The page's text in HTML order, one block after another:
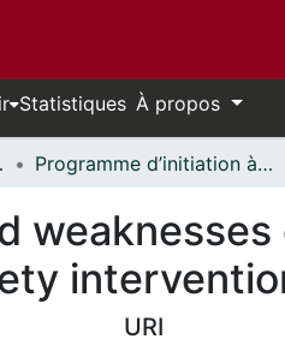
Statistiques À propos
Programme d’initiation à la recherche au premier cycle (PIRPC) // Undergraduate Research Opportunity Program (UROP)
URI